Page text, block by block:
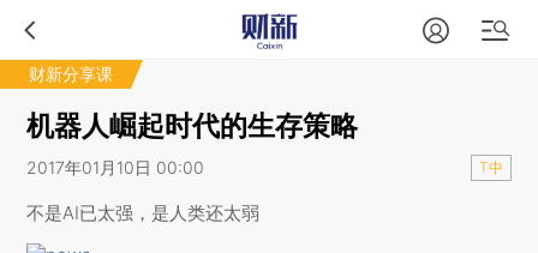
财新分享课
机器人崛起时代的生存策略
2017年01月10日 00:00 T中
不是AI已太强，是人类还太弱